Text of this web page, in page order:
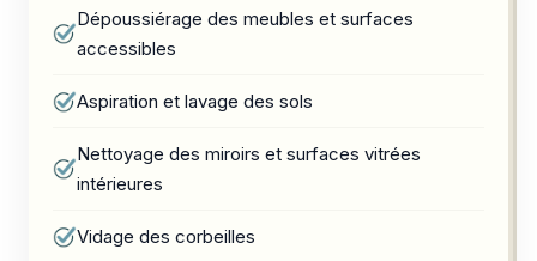
Dépoussiérage des meubles et surfaces
accessibles
Aspiration et lavage des sols
Nettoyage des miroirs et surfaces vitrées
intérieures
Vidage des corbeilles